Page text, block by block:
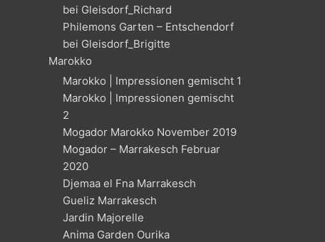
bei Gleisdorf_Richard
Philemons Garten – Entschendorf
bei Gleisdorf_Brigitte
Marokko
Marokko | Impressionen gemischt 1
Marokko | Impressionen gemischt
2
Mogador Marokko November 2019
Mogador – Marrakesch Februar
2020
Djemaa el Fna Marrakesch
Gueliz Marrakesch
Jardin Majorelle
Anima Garden Ourika